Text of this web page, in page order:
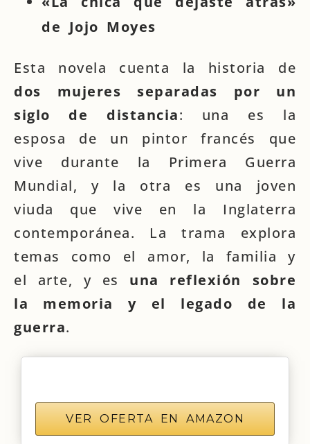
de Jojo Moyes
Esta novela cuenta la historia de
dos mujeres separadas por un
siglo de distancia: una es la
esposa de un pintor francés que
vive durante la Primera Guerra
Mundial, y la otra es una joven
viuda que vive en la Inglaterra
contemporánea. La trama explora
temas como el amor, la familia y
el arte, y es una reflexión sobre
la memoria y el legado de la
guerra.
VER OFERTA EN AMAZON